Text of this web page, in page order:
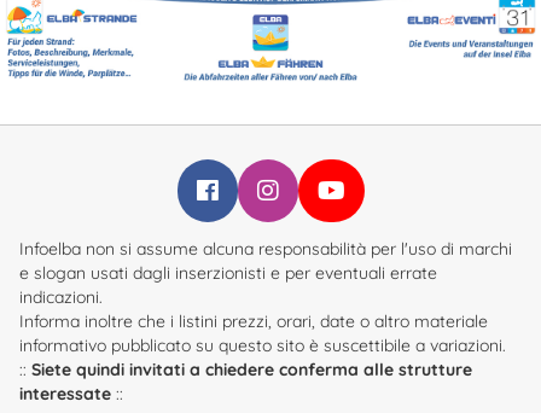
Infoelba su Facebook
Infoelba su Instagram
Infoelba su YouTube
Infoelba non si assume alcuna responsabilità per l'uso di marchi
e slogan usati dagli inserzionisti e per eventuali errate
indicazioni.
Informa inoltre che i listini prezzi, orari, date o altro materiale
informativo pubblicato su questo sito è suscettibile a variazioni.
:: Siete quindi invitati a chiedere conferma alle strutture
interessate ::